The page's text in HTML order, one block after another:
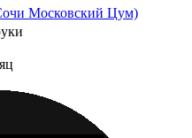
Московский Цум)